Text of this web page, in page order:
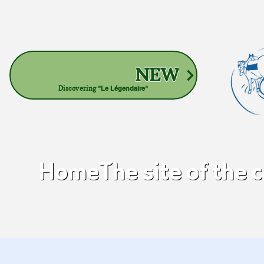
HomeThe site of the
NEW
Discovering "Le Légendaire"